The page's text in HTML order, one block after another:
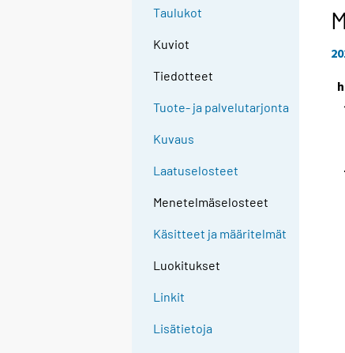
Taulukot
Kuviot
Tiedotteet
Tuote- ja palvelutarjonta
Kuvaus
Laatuselosteet
Menetelmäselosteet
Käsitteet ja määritelmät
Luokitukset
Linkit
Lisätietoja